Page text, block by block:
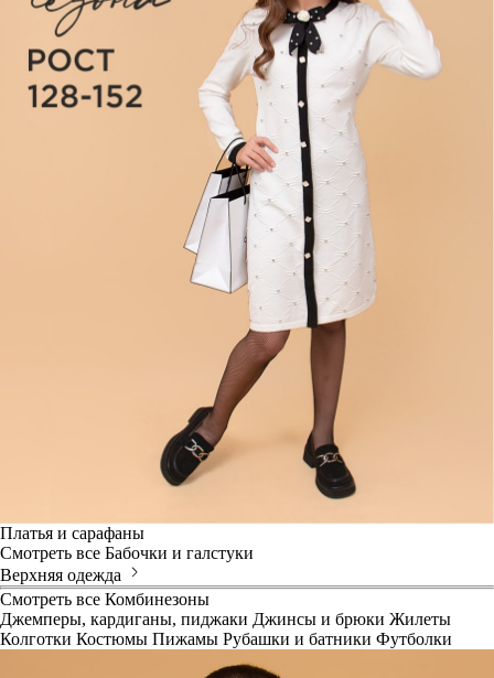
Платья и сарафаны
Смотреть все Бабочки и галстуки
Верхняя одежда
Смотреть все Комбинезоны
Джемперы, кардиганы, пиджаки Джинсы и брюки Жилеты
Колготки Костюмы Пижамы Рубашки и батники Футболки